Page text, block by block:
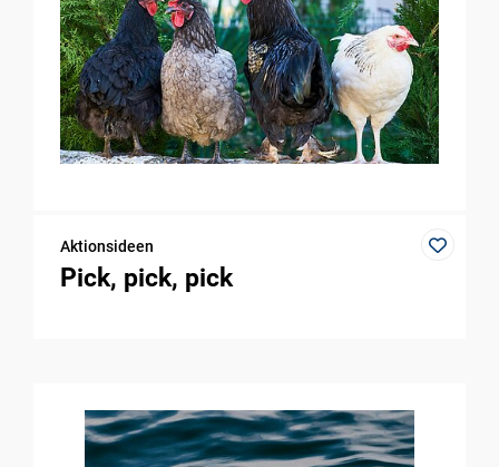
Aktionsideen
Pick, pick, pick